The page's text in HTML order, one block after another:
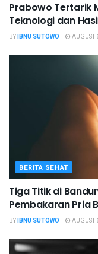
Prabowo Tertarik
Teknologi dan
BYIBNU SUTOWO AUGUST
BERITA SEHAT
Tiga Titik di
Pembakaran Pria
BYIBNU SUTOWO AUGUST